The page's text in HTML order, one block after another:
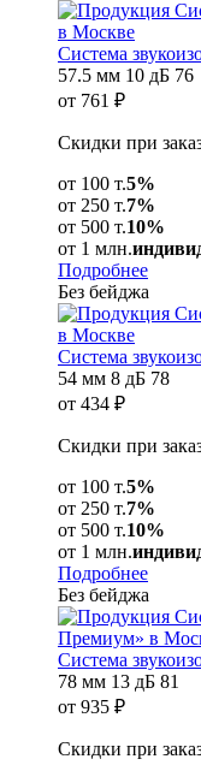
Система
57.5 мм 10 дБ 76
от 761 ₽
Скидки при
от 100 т.5%
от 250 т.7%
от 500 т.10%
от 1 млн.
Подробнее
Без бейджа
Система
54 мм 8 дБ 78
от 434 ₽
Скидки при
от 100 т.5%
от 250 т.7%
от 500 т.10%
от 1 млн.
Подробнее
Без бейджа
Система
78 мм 13 дБ 81
от 935 ₽
Скидки при